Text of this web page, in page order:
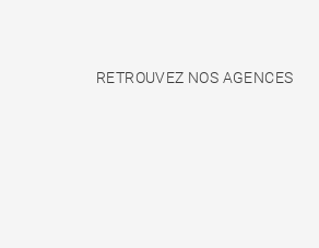
RETROUVEZ NOS AGENCES